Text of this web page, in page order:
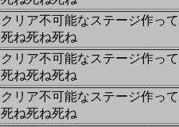
クリア不可能なステージ作っ
死ね死ね死ね
クリア不可能なステージ作っ
死ね死ね死ね
クリア不可能なステージ作っ
死ね死ね死ね